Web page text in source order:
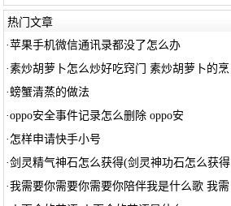
热门文章
·苹果手机微信通讯录都没了怎么办
·素炒胡萝卜怎么炒好吃窍门 素炒胡萝卜的烹
·螃蟹清蒸的做法
·oppo安全事件记录怎么删除 oppo安
· 怎样申请快手小号
·剑灵精气神石怎么获得(剑灵神功石怎么获得
·我需要你需要你需要你陪伴我是什么歌 我需